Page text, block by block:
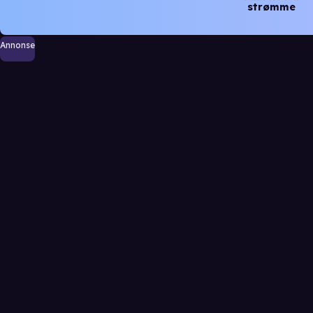
strømme
Annonse